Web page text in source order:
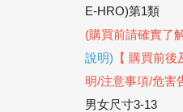
E-HRO)第1類
(購買前請確實了
說明) 【 購買前
明/注意事項/危害
男女尺寸3-13